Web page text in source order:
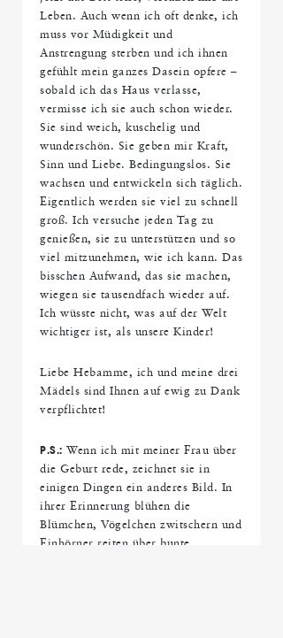
Leben. Auch wenn ich oft denke, ich
muss vor Müdigkeit und
Anstrengung sterben und ich ihnen
gefühlt mein ganzes Dasein opfere –
sobald ich das Haus verlasse,
vermisse ich sie auch schon wieder.
Sie sind weich, kuschelig und
wunderschön. Sie geben mir Kraft,
Sinn und Liebe. Bedingungslos. Sie
wachsen und entwickeln sich täglich.
Eigentlich werden sie viel zu schnell
groß. Ich versuche jeden Tag zu
genießen, sie zu unterstützen und so
viel mitzunehmen, wie ich kann. Das
bisschen Aufwand, das sie machen,
wiegen sie tausendfach wieder auf.
Ich wüsste nicht, was auf der Welt
wichtiger ist, als unsere Kinder!
Liebe Hebamme, ich und meine drei
Mädels sind Ihnen auf ewig zu Dank
verpflichtet!
P.S.: Wenn ich mit meiner Frau über
die Geburt rede, zeichnet sie in
einigen Dingen ein anderes Bild. In
ihrer Erinnerung blühen die
Blümchen, Vögelchen zwitschern und
Einhörner reiten über bunte